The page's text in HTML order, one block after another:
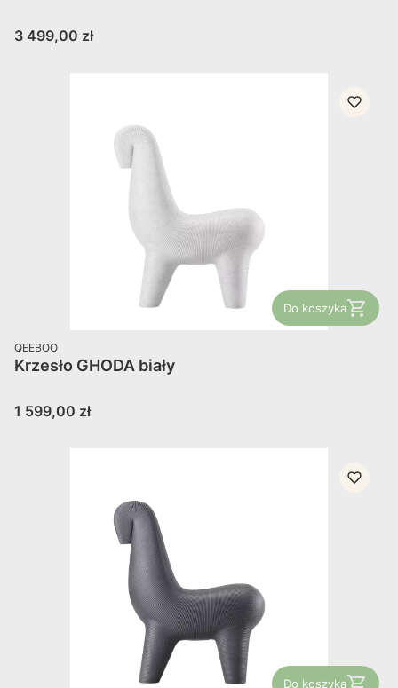
Cena
3 499,00 zł
Do koszyka
PRODUCENT
QEEBOO
Krzesło GHODA biały
Cena
1 599,00 zł
Do koszyka